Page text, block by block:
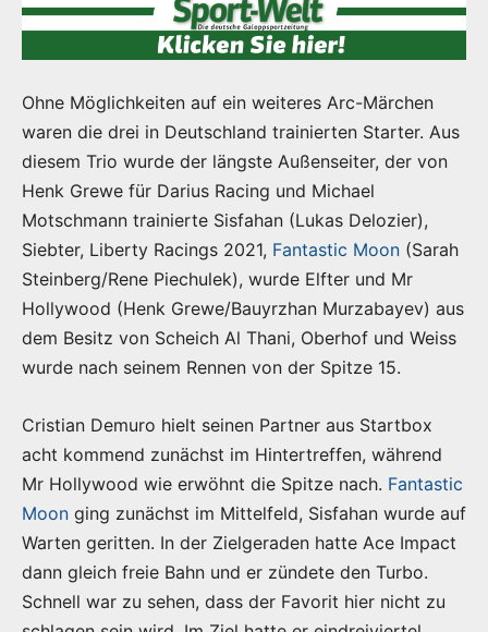
Ohne Möglichkeiten auf ein weiteres Arc-Märchen
waren die drei in Deutschland trainierten Starter. Aus
diesem Trio wurde der längste Außenseiter, der von
Henk Grewe für Darius Racing und Michael
Motschmann trainierte Sisfahan (Lukas Delozier),
Siebter, Liberty Racings 2021, Fantastic Moon (Sarah
Steinberg/Rene Piechulek), wurde Elfter und Mr
Hollywood (Henk Grewe/Bauyrzhan Murzabayev) aus
dem Besitz von Scheich Al Thani, Oberhof und Weiss
wurde nach seinem Rennen von der Spitze 15.
Cristian Demuro hielt seinen Partner aus Startbox
acht kommend zunächst im Hintertreffen, während
Mr Hollywood wie erwöhnt die Spitze nach. Fantastic
Moon ging zunächst im Mittelfeld, Sisfahan wurde auf
Warten geritten. In der Zielgeraden hatte Ace Impact
dann gleich freie Bahn und er zündete den Turbo.
Schnell war zu sehen, dass der Favorit hier nicht zu